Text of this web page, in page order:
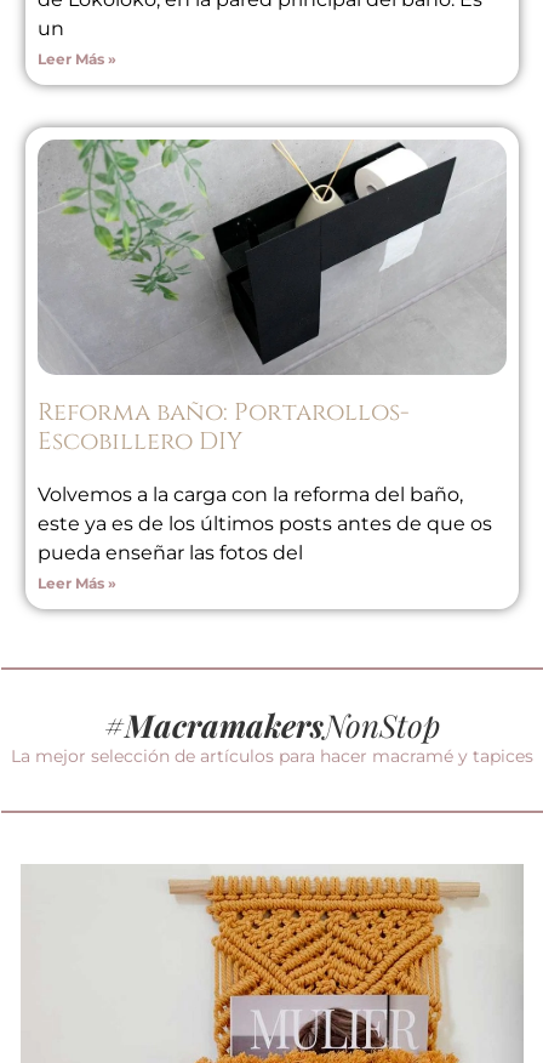
un
Leer Más »
Reforma baño: Portarollos-
Escobillero DIY
Volvemos a la carga con la reforma del baño,
este ya es de los últimos posts antes de que os
pueda enseñar las fotos del
Leer Más »
#MacramakersNonStop
La mejor selección de artículos para hacer macramé y tapices